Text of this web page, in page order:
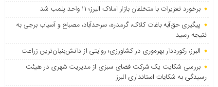
برخورد تعزیرات با متخلفان بازار املاک البرز؛ ۱۱ واحد پلمب شد
پیگیری حق‌آبه باغات کلاک، گرمدره، سرحدآباد، مصباح و آسیاب برجی به
نتیجه رسید
البرز، رکورددار بهره‌وری در کشاورزی؛ روایتی از دانش‌بنیان‌ترین زراعت
بررسی شکایت یک شرکت فضای سبزی از مدیریت شهری در هیئت
رسیدگی به شکایات استانداری البرز